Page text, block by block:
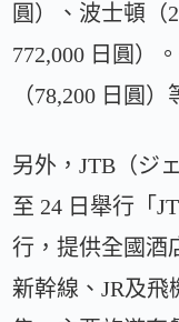
圓）、波士頓（
772,000 日圓）
（78,200 日圓
另外，JTB（ジ
至 24 日舉行「
行，提供全國酒
新幹線、JR及